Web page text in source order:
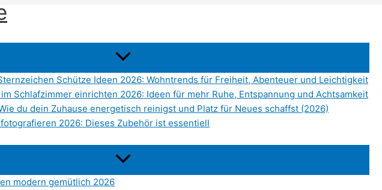
Schütze Ideen 2026: Wohntrends für Freiheit, Abenteuer und Leichtigkeit
Schlafzimmer einrichten 2026: Ideen für mehr Ruhe, Entspannung und Achtsamkeit
du dein Zuhause energetisch reinigst und Platz für Neues schaffst (2026)
2026: Dieses Zubehör ist essentiell
modern gemütlich 2026